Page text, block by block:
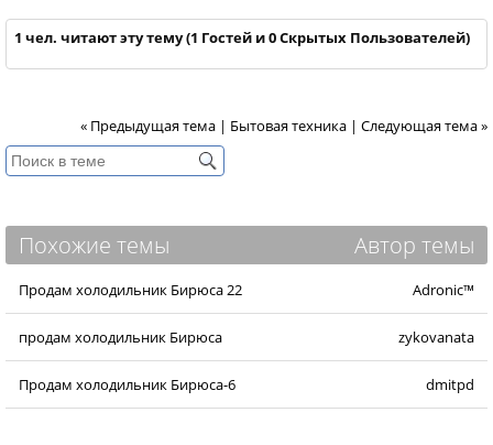
1 чел. читают эту тему (1 Гостей и 0 Скрытых Пользователей)
« Предыдущая тема | Бытовая техника | Следующая тема »
Похожие темы Автор темы
Продам холодильник Бирюса 22 Adronic™
продам холодильник Бирюса zykovanata
Продам холодильник Бирюса-6 dmitpd